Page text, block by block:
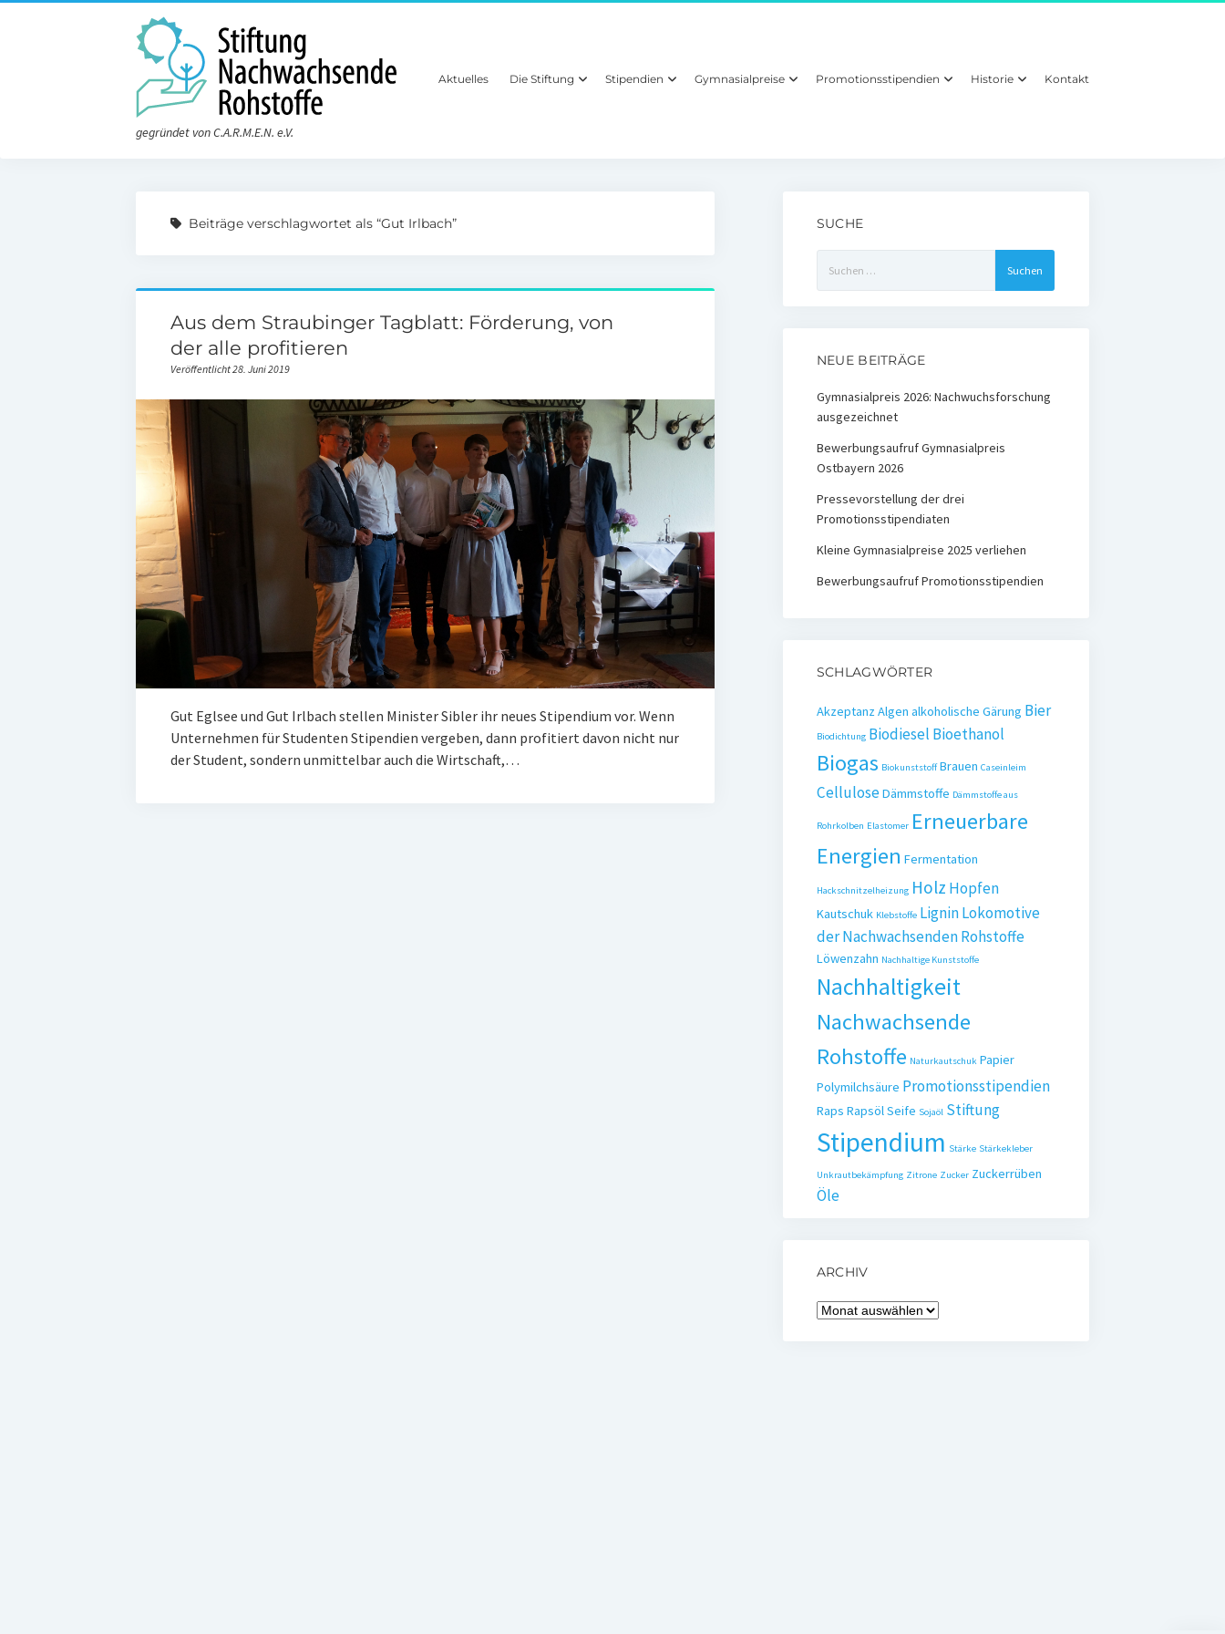
gegründet von C.A.R.M.E.N. e.V.
Aktuelles Die Stiftung Stipendien Gymnasialpreise Promotionsstipendien Historie Kontakt
Beiträge verschlagwortet als “Gut Irlbach”
Aus dem Straubinger Tagblatt: Förderung, von
der alle profitieren
Veröffentlicht 28. Juni 2019
Gut Eglsee und Gut Irlbach stellen Minister Sibler ihr neues Stipendium vor. Wenn
Unternehmen für Studenten Stipendien vergeben, dann profitiert davon nicht nur
der Student, sondern unmittelbar auch die Wirtschaft,…
SUCHE
nach:
NEUE BEITRÄGE
Gymnasialpreis 2026: Nachwuchsforschung
ausgezeichnet
Bewerbungsaufruf Gymnasialpreis
Ostbayern 2026
Pressevorstellung der drei
Promotionsstipendiaten
Kleine Gymnasialpreise 2025 verliehen
Bewerbungsaufruf Promotionsstipendien
SCHLAGWÖRTER
Akzeptanz Algen alkoholische Gärung Bier
Biodichtung Biodiesel Bioethanol
Biogas Biokunststoff Brauen Caseinleim
CelluloseDämmstoffe Dämmstoffe aus
Rohrkolben Elastomer Erneuerbare
Energien Fermentation
Hackschnitzelheizung Holz Hopfen
Kautschuk Klebstoffe LigninLokomotive
der Nachwachsenden Rohstoffe
Löwenzahn Nachhaltige Kunststoffe
Nachhaltigkeit
Nachwachsende
Rohstoffe Naturkautschuk Papier
Polymilchsäure Promotionsstipendien
Raps RapsölSeife Sojaöl Stiftung
Stipendium Stärke Stärkekleber
Unkrautbekämpfung Zitrone Zucker Zuckerrüben
Öle
ARCHIV
Archiv